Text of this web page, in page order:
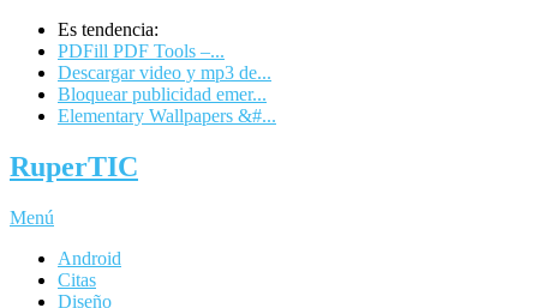
Es tendencia:
PDFill PDF Tools –...
Descargar video y mp3 de...
Bloquear publicidad emer...
Elementary Wallpapers &#...
RuperTIC
Menú
Android
Citas
Diseño